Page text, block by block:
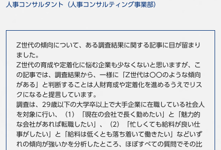
調査レポート
事例
セミナ−
ニュース
人事コンサルタント（人事コンサルティング事業部）
Z世代の傾向について、ある調査結果に関する記事に目が留まり
ました。
Z世代の育成や定着化に悩む企業も少なくないと思いますが、こ
の記事では、調査結果から、一様に「Z世代は〇〇のような傾向
がある」と判断することは人財育成や定着化を進めるうえでリス
クになると提言しています。
調査は、29歳以下の大学卒以上で大手企業に在職している社会人
を対象に行い、（1）「現在の会社で長く勤めたい」と「魅力的
な会社があれば転職したい」、（2）「忙しくても給料が良い仕
事がしたい」と「給料は低くとも落ち着いて働きたい」などいず
れの傾向が強いかを分析したところ、ほぼすべての質問でその比